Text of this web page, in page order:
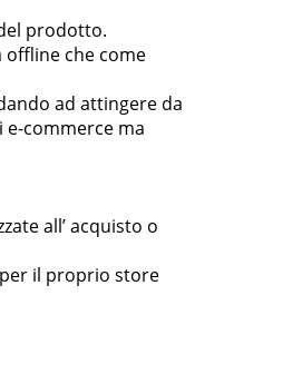
prodotto.
offline che come
ad attingere da
e-commerce ma
all’ acquisto o
il proprio store